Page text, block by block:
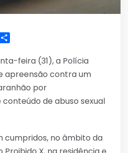
feira (31), a Polícia
apreensão contra um
por
de abuso sexual
cumpridos, no âmbito da